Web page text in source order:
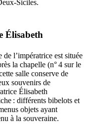
Siciles.
Élisabeth
de l’impératrice est située
la chapelle (n° 4 sur le
salle conserve de
souvenirs de
Élisabeth
: différents bibelots et
objets ayant
à la souveraine.